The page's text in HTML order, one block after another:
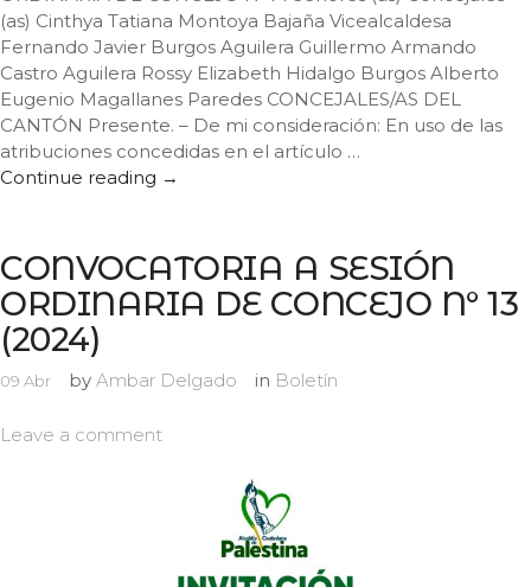
(as) Cinthya Tatiana Montoya Bajaña Vicealcaldesa
Fernando Javier Burgos Aguilera Guillermo Armando
Castro Aguilera Rossy Elizabeth Hidalgo Burgos Alberto
Eugenio Magallanes Paredes CONCEJALES/AS DEL
CANTÓN Presente. – De mi consideración: En uso de las
atribuciones concedidas en el artículo …
Continue reading CONVOCATORIA A SESIÓN ORDINARIA
→
CONVOCATORIA A SESIÓN
ORDINARIA DE CONCEJO N° 13
(2024)
09 Abr by Ambar Delgado in Boletín
Leave a comment